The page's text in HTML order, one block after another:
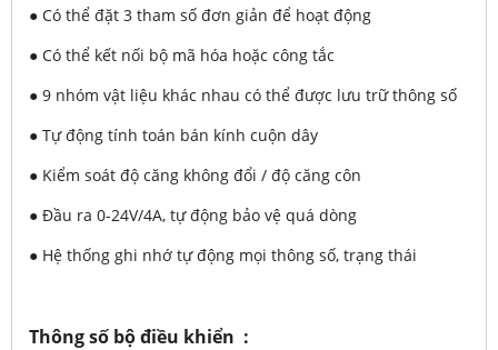
● Có thể đặt 3 tham số đơn giản để hoạt động
● Có thể kết nối bộ mã hóa hoặc công tắc
● 9 nhóm vật liệu khác nhau có thể được lưu trữ thông số
● Tự động tính toán bán kính cuộn dây
● Kiểm soát độ căng không đổi / độ căng côn
● Đầu ra 0-24V/4A, tự động bảo vệ quá dòng
● Hệ thống ghi nhớ tự động mọi thông số, trạng thái
Thông số bộ điều khiển :